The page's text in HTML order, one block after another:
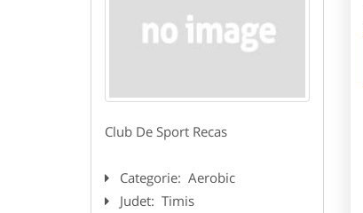
Club De Sport Recas
Categorie: Aerobic
Judet: Timis